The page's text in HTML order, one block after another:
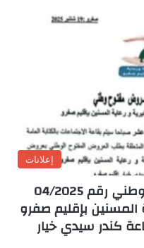
إعلانات
إعلان عن طلب عروض مفتوح وطني رقم 04/2025
المسنين بإقليم صفرو
كندر سيدي خيار